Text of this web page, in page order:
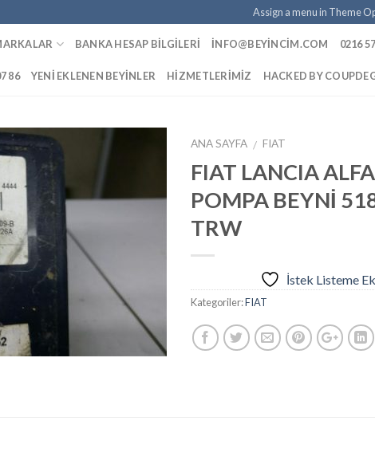
Assign a menu in Theme
BANKA HESAP BILGILERI INFO@BEYINCIM.COM 0216
86 YENI EKLENEN BEYINLER HIZMETLERIMIZ HACKED BY
ANA SAYFA / FIAT
FIAT LANCIA
POMPA BEYNİ
TRW
İstek Listeme
Kategoriler:FIAT